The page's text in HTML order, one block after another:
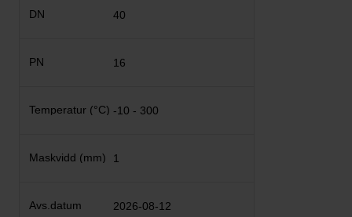
40
16
-10 - 300
1
2026-08-12